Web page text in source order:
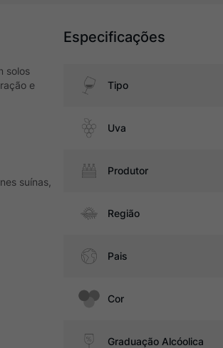
solos
e
suínas,
Especificações
Tipo
Uva
Produtor
Região
Pais
Cor
Graduação Alcóolica